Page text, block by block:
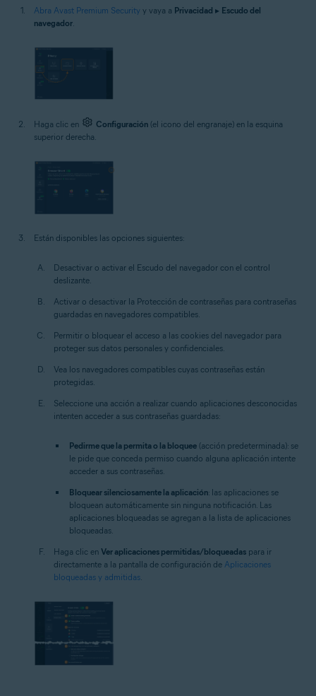
Abra Avast Premium Security y vaya a Privacidad ▸ Escudo del
navegador
Haga clic en Configuración (el icono del engranaje) en la esquina
superior derecha.
Están disponibles las opciones siguientes:
Desactivar o activar el Escudo del navegador con el control
deslizante.
Activar o desactivar la Protección de contraseñas para contraseñas
guardadas en navegadores compatibles.
Permitir o bloquear el acceso a las cookies del navegador para
proteger sus datos personales y confidenciales.
Vea los navegadores compatibles cuyas contraseñas están
protegidas.
Seleccione una acción a realizar cuando aplicaciones desconocidas
intenten acceder a sus contraseñas guardadas:
Pedirme que la permita o la bloquee (acción predeterminada): se
le pide que conceda permiso cuando alguna aplicación intente
acceder a sus contraseñas.
Bloquear silenciosamente la aplicación: las aplicaciones se
bloquean automáticamente sin ninguna notificación. Las
aplicaciones bloqueadas se agregan a la lista de aplicaciones
bloqueadas.
Haga clic en Ver aplicaciones permitidas/bloqueadas para ir
directamente a la pantalla de configuración de Aplicaciones
bloqueadas y admitidas.